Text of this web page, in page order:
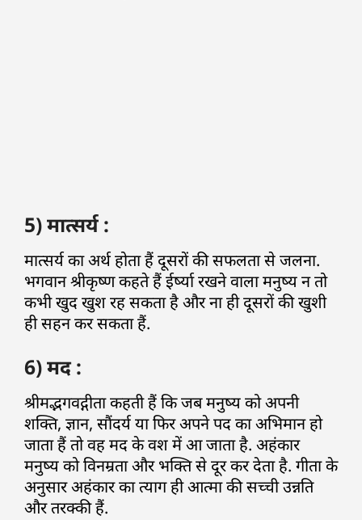
5) मात्सर्य :
मात्सर्य का अर्थ होता हैं दूसरों की सफलता से जलना.
भगवान श्रीकृष्ण कहते हैं ईर्ष्या रखने वाला मनुष्य न तो
कभी खुद खुश रह सकता है और ना ही दूसरों की खुशी
ही सहन कर सकता हैं.
6) मद :
श्रीमद्भगवद्गीता कहती हैं कि जब मनुष्य को अपनी
शक्ति, ज्ञान, सौंदर्य या फिर अपने पद का अभिमान हो
जाता हैं तो वह मद के वश में आ जाता है. अहंकार
मनुष्य को विनम्रता और भक्ति से दूर कर देता है. गीता के
अनुसार अहंकार का त्याग ही आत्मा की सच्ची उन्नति
और तरक्की हैं.